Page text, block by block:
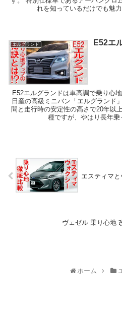
れを知っているだけでも魅
エルグランド
E52エ
E52エルグランドは車高調で乗り心
日産の高級ミニバン「エルグランド
間と走行時の安定性の高さで20年以
種ですが、やはり長年乗
エスティマ
ヴェゼル 乗り心地
ホーム